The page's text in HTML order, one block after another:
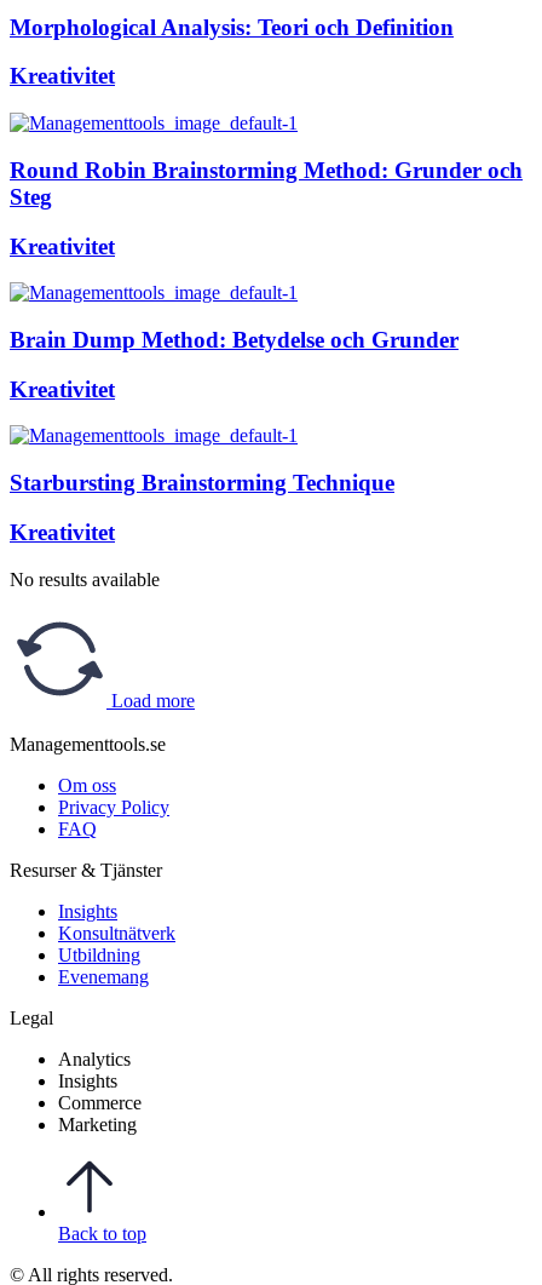
Morphological Analysis: Teori och Definition
Kreativitet
Round Robin Brainstorming Method: Grunder och
Steg
Kreativitet
Brain Dump Method: Betydelse och Grunder
Kreativitet
Starbursting Brainstorming Technique
Kreativitet
No results available
Load more
Managementtools.se
Om oss
Privacy Policy
FAQ
Resurser & Tjänster
Insights
Konsultnätverk
Utbildning
Evenemang
Legal
Analytics
Insights
Commerce
Marketing
Back to top
© All rights reserved.